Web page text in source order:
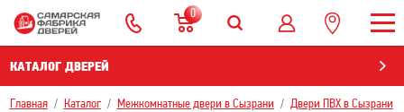
0
КАТАЛОГ ДВЕРЕЙ
Главная Каталог Межкомнатные двери в Сызрани
Двери ПВХ в Сызрани